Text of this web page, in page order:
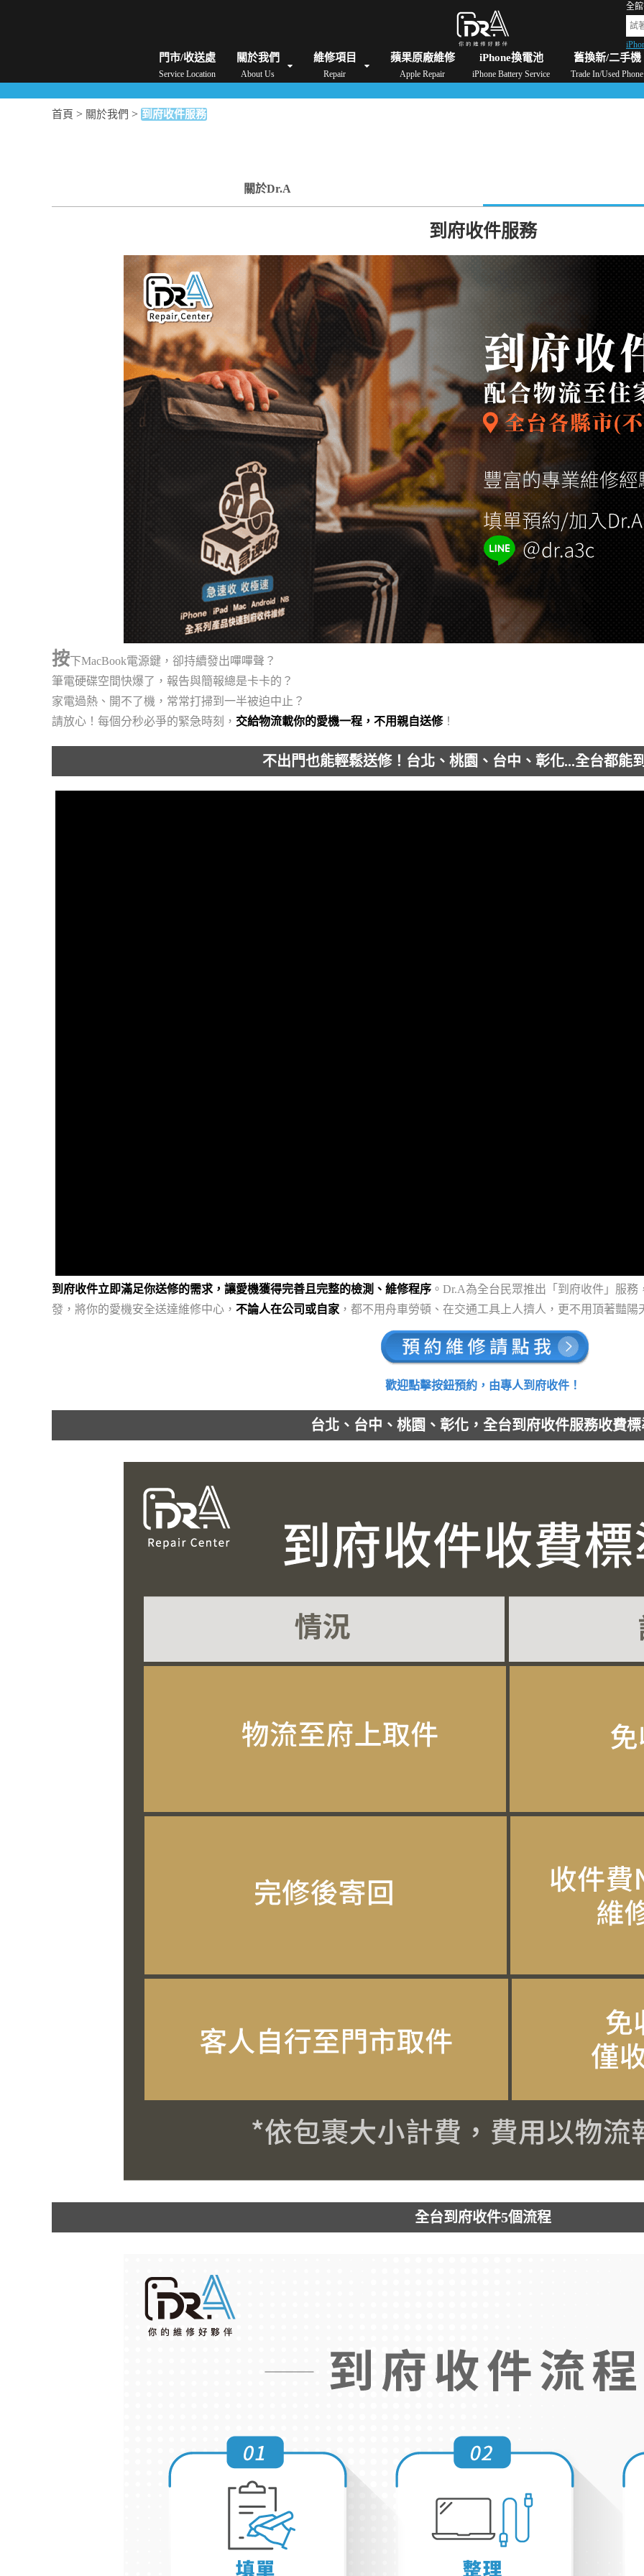
全
門市/收送處
Service Location
關於我們
About Us
維修項目
Repair
蘋果原廠維修
Apple Repair
iPhone換電池
iPhone Battery Service
舊換新/二手機
Trade In/Used Phone
Android手機維修/價格 MacBook維修/價格 iPad維修/價格 Switch維修/價格 Apple Watch維修/價格 AirPods維修/價格
首頁 > 關於我們 > 到府收件服務
關於Dr.A
到府收件服務
按下MacBook電源鍵，卻持續發出嗶嗶聲？
筆電硬碟空間快爆了，報告與簡報總是卡卡的？
家電過熱、開不了機，常常打掃到一半被迫中止？
請放心！每個分秒必爭的緊急時刻， 交給物流載你的愛機一程，不用親自送修！
不出門也能輕鬆送修！台北、桃園、台中、彰化...全台都能
到府收件立即滿足你送修的需求，讓愛機獲得完善且完整的檢測、維修程序 。Dr.A為全台民眾推出「到府收件」服務
發，將你的愛機安全送達維修中心， 不論人在公司或自家 ，都不用舟車勞頓、在交通工具上人擠人，更不用頂著豔陽
歡迎點擊按鈕預約，由專人到府收件！
台北、台中、桃園、彰化，全台到府收件服務收費標
全台到府收件5個流程